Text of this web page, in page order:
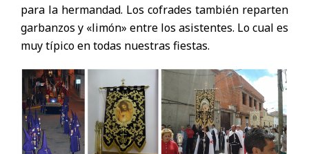
para la hermandad. Los cofrades también reparten
garbanzos y «limón» entre los asistentes. Lo cual es
muy típico en todas nuestras fiestas.